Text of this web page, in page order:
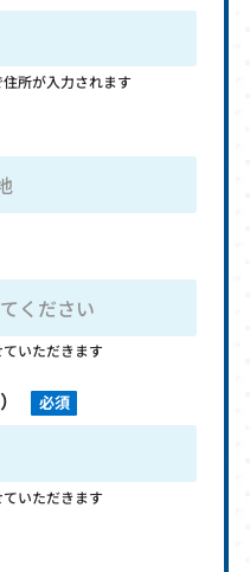
所が入力されます
いただきます
必須
いただきます